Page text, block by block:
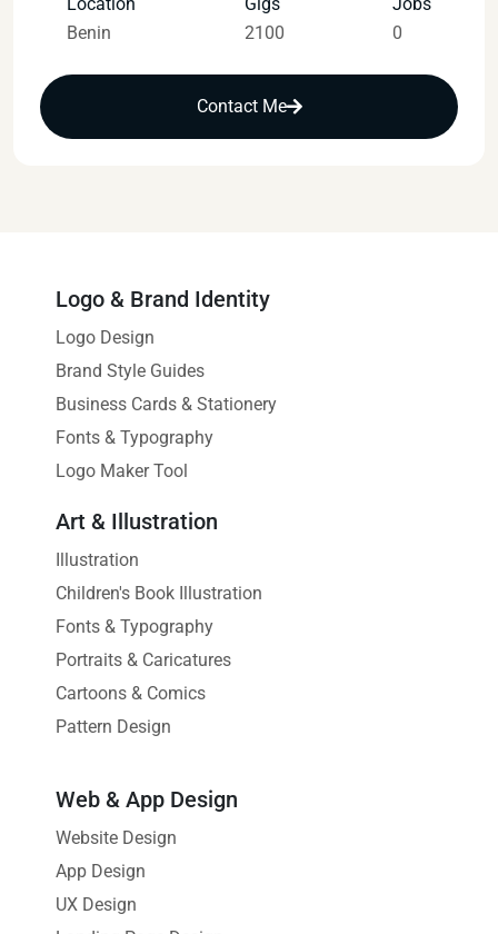
Benin
2100
0
Contact Me
Logo & Brand Identity
Logo Design
Brand Style Guides
Business Cards & Stationery
Fonts & Typography
Logo Maker Tool
Art & Illustration
Illustration
Children's Book Illustration
Fonts & Typography
Portraits & Caricatures
Cartoons & Comics
Pattern Design
Web & App Design
Website Design
App Design
UX Design